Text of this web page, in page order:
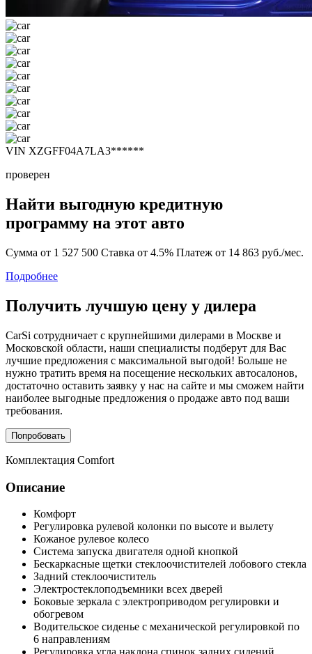
VIN XZGFF04A7LA3******
проверен
Найти выгодную кредитную
программу на этот авто
Сумма от 1 527 500 Ставка от 4.5% Платеж от 14 863 руб./мес.
Подробнее
Получить лучшую цену у дилера
CarSi сотрудничает с крупнейшими дилерами в Москве и
Московской области, наши специалисты подберут для Вас
лучшие предложения с максимальной выгодой! Больше не
нужно тратить время на посещение нескольких автосалонов,
достаточно оставить заявку у нас на сайте и мы сможем найти
наиболее выгодные предложения о продаже авто под ваши
требования.
Попробовать
Комплектация Comfort
Описание
Комфорт
Регулировка рулевой колонки по высоте и вылету
Кожаное рулевое колесо
Система запуска двигателя одной кнопкой
Бескаркасные щетки стеклоочистителей лобового стекла
Задний стеклоочиститель
Электростеклоподъемники всех дверей
Боковые зеркала с электроприводом регулировки и
обогревом
Водительское сиденье с механической регулировкой по
6 направлениям